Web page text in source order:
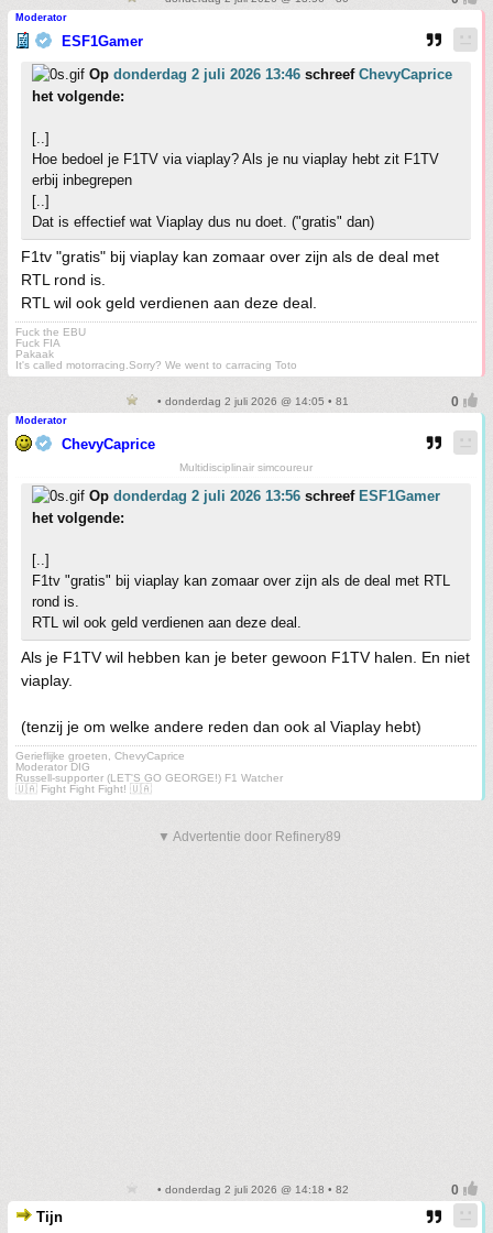
Moderator
ESF1Gamer
Op donderdag 2 juli 2026 13:46 schreef ChevyCaprice
het volgende:
[..]
Hoe bedoel je F1TV via viaplay? Als je nu viaplay hebt zit F1TV
erbij inbegrepen
[..]
Dat is effectief wat Viaplay dus nu doet. ("gratis" dan)
F1tv "gratis" bij viaplay kan zomaar over zijn als de deal met
RTL rond is.
RTL wil ook geld verdienen aan deze deal.
Fuck the EBU
Fuck FIA
Pakaak
It's called motorracing.Sorry? We went to carracing Toto
• donderdag 2 juli 2026 @ 14:05 • 81
Moderator
ChevyCaprice
Multidisciplinair simcoureur
Op donderdag 2 juli 2026 13:56 schreef ESF1Gamer
het volgende:
[..]
F1tv "gratis" bij viaplay kan zomaar over zijn als de deal met RTL
rond is.
RTL wil ook geld verdienen aan deze deal.
Als je F1TV wil hebben kan je beter gewoon F1TV halen. En niet
viaplay.
(tenzij je om welke andere reden dan ook al Viaplay hebt)
Gerieflijke groeten, ChevyCaprice
Moderator DIG
Russell-supporter (LET'S GO GEORGE!) F1 Watcher
🇺🇦 Fight Fight Fight! 🇺🇦
▼ Advertentie door Refinery89
• donderdag 2 juli 2026 @ 14:18 • 82
Tijn